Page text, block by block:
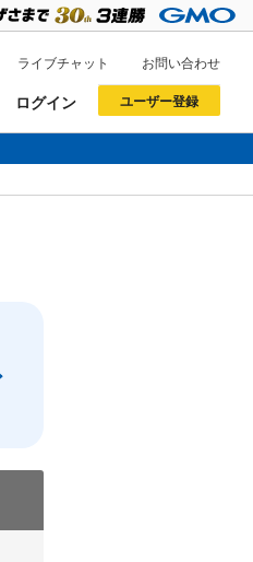
ライブチャット お問い合わせ
ログイン ユーザー登録